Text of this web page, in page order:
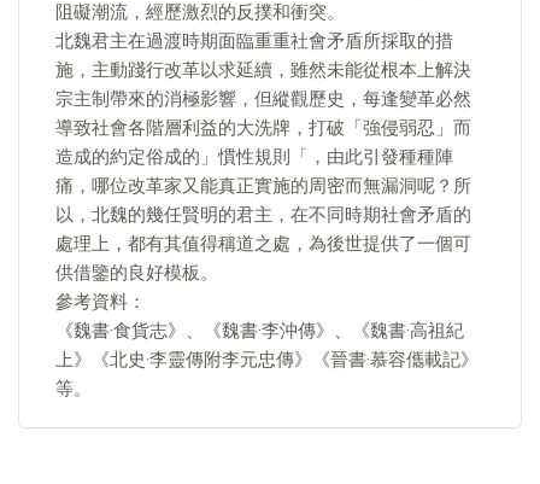
阻礙潮流，經歷激烈的反撲和衝突。
北魏君主在過渡時期面臨重重社會矛盾所採取的措
施，主動踐行改革以求延續，雖然未能從根本上解決
宗主制帶來的消極影響，但縱觀歷史，每逢變革必然
導致社會各階層利益的大洗牌，打破「強侵弱忍」而
造成的約定俗成的」慣性規則「，由此引發種種陣
痛，哪位改革家又能真正實施的周密而無漏洞呢？所
以，北魏的幾任賢明的君主，在不同時期社會矛盾的
處理上，都有其值得稱道之處，為後世提供了一個可
供借鑒的良好模板。
參考資料：
《魏書·食貨志》、《魏書·李沖傳》、《魏書·高祖紀
上》《北史·李靈傳附李元忠傳》《晉書·慕容儶載記》
等。